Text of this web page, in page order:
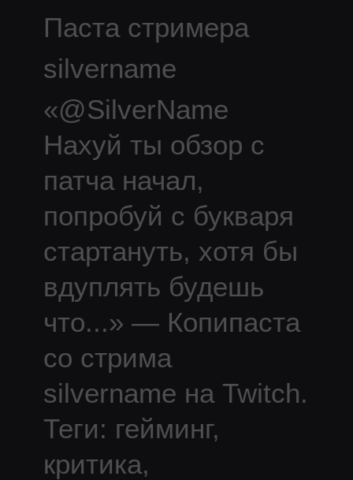
Паста стримера
silvername
«@SilverName
Нахуй ты обзор с
патча начал,
попробуй с букваря
стартануть, хотя бы
вдуплять будешь
что...» — Копипаста
со стрима
silvername на Twitch.
Теги: гейминг,
критика,